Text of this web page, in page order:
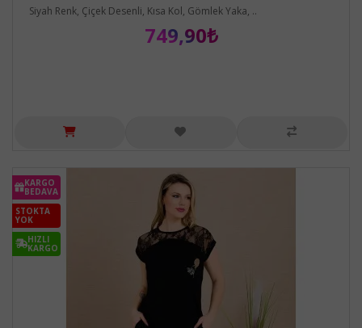
Siyah Renk, Çiçek Desenli, Kısa Kol, Gömlek Yaka, ..
749,90₺
KARGO
BEDAVA
STOKTA
YOK
HIZLI
KARGO